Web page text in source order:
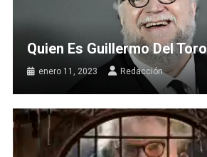
Quien Es Guillermo Del Toro
enero 11, 2023 Redacción